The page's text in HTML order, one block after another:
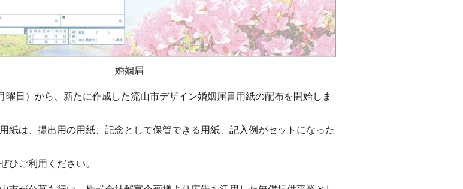
婚姻届
曜日）から、新たに作成した流山市デザイン婚姻届書用紙の配布を開始しま
紙は、提出用の用紙、記念として保管できる用紙、記入例がセットになった
ひご利用ください。